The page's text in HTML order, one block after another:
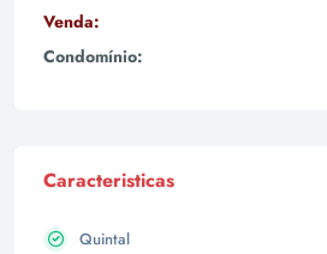
Venda:
Condomínio:
Caracteristicas
Quintal